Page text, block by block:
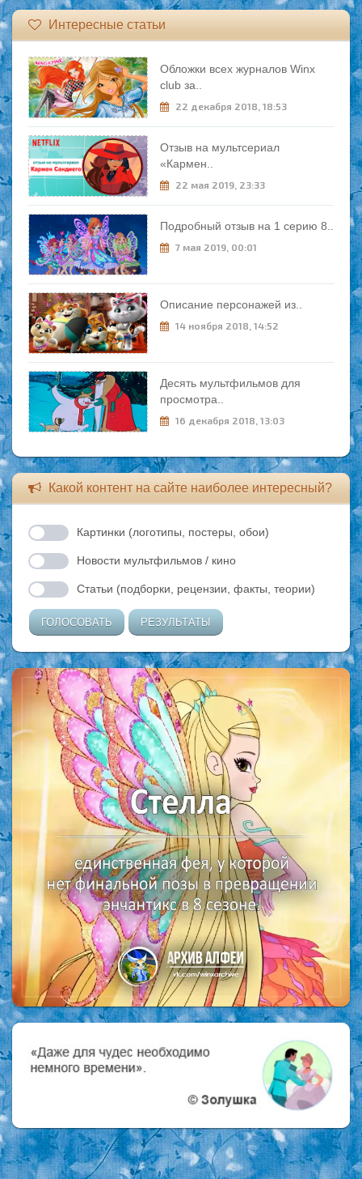
Интересные статьи
Обложки всех журналов Winx
club за..
22 декабря 2018, 18:53
Отзыв на мультсериал
«Кармен..
22 мая 2019, 23:33
Подробный отзыв на 1 серию 8..
7 мая 2019, 00:01
Описание персонажей из..
14 ноября 2018, 14:52
Десять мультфильмов для
просмотра..
16 декабря 2018, 13:03
Какой контент на сайте наиболее интересный?
Картинки (логотипы, постеры, обои)
Новости мультфильмов / кино
Статьи (подборки, рецензии, факты, теории)
ГОЛОСОВАТЬ РЕЗУЛЬТАТЫ